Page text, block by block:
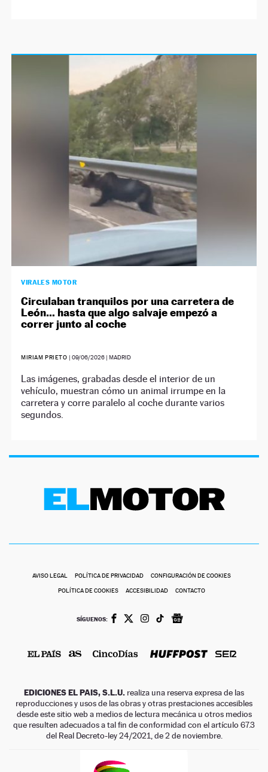
VIRALES MOTOR
Circulaban tranquilos por una carretera de
León… hasta que algo salvaje empezó a
correr junto al coche
MIRIAM PRIETO | 09/06/2026| MADRID
Las imágenes, grabadas desde el interior de un
vehículo, muestran cómo un animal irrumpe en la
carretera y corre paralelo al coche durante varios
segundos.
AVISO LEGAL POLÍTICA DE PRIVACIDAD CONFIGURACIÓN DE COOKIES
POLÍTICA DE COOKIES ACCESIBILIDAD CONTACTO
SÍGUENOS:
EDICIONES EL PAIS, S.L.U. realiza una reserva expresa de las
reproducciones y usos de las obras y otras prestaciones accesibles
desde este sitio web a medios de lectura mecánica u otros medios
que resulten adecuados a tal fin de conformidad con el artículo 67.3
del Real Decreto-ley 24/2021, de 2 de noviembre.